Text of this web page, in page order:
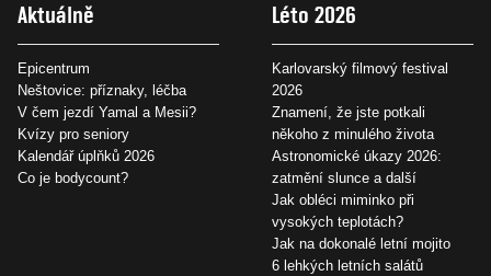
Aktuálně
Epicentrum
Neštovice: příznaky, léčba
V čem jezdí Yamal a Mesii?
Kvízy pro seniory
Kalendář úplňků 2026
Co je bodycount?
Léto 2026
Karlovarský filmový festival
2026
Znamení, že jste potkali
někoho z minulého života
Astronomické úkazy 2026:
zatmění slunce a další
Jak obléci miminko při
vysokých teplotách?
Jak na dokonalé letní mojito
6 lehkých letních salátů